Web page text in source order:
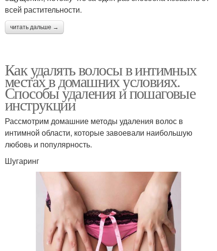
всей растительности.
читать дальше →
Как удалять волосы в интимных
местах в домашних условиях.
Способы удаления и пошаговые
инструкции
Рассмотрим домашние методы удаления волос в
интимной области, которые завоевали наибольшую
любовь и популярность.
Шугаринг